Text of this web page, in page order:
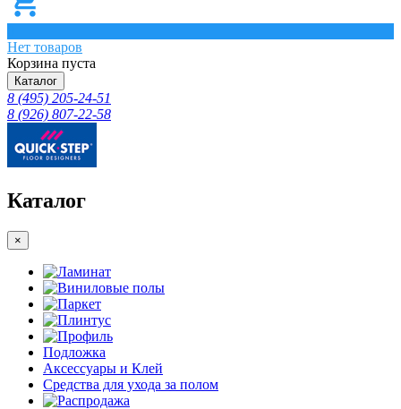
Нет товаров
Корзина пуста
Каталог
8 (495) 205-24-51
8 (926) 807-22-58
Каталог
×
Ламинат
Виниловые полы
Паркет
Плинтус
Профиль
Подложка
Аксессуары и Клей
Средства для ухода за полом
Распродажа